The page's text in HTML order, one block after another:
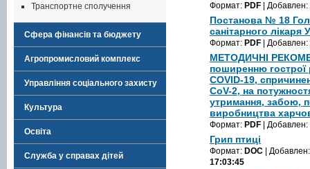
Транспортне сполучення
Сфера фінансів та бюджету
Агропромисловий комплекс
Управління соціального захисту
Культура
Освіта
Служба у справах дітей
Формат: PDF | Добавлен:
Постанова № 18
санітарного лікаря
Формат: PDF | Добавлен:
МЕТОДИЧНІ
поширенню гострої
COVID-19,
CoV-2, на
утримання, забою,
виробництва
Формат: PDF | Добавлен:
Грип птиці
Формат: DOC |
17:03:45